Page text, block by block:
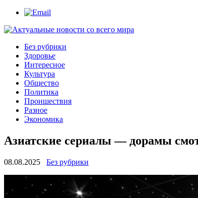
Без рубрики
Здоровье
Интересное
Культура
Общество
Политика
Проишествия
Разное
Экономика
Азиатские сериалы — дорамы
08.08.2025 Без рубрики